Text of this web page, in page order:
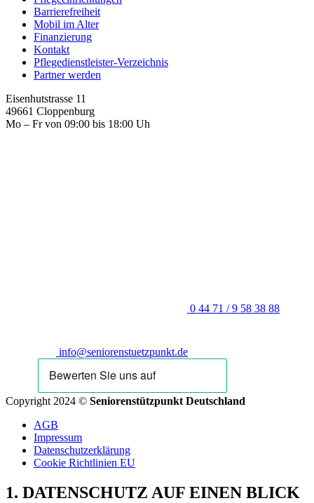
Barrierefreiheit
Mobil im Alter
Finanzierung
Kontakt
Pflegedienstleister-Verzeichnis
Partner werden
Eisenhutstrasse 11
49661 Cloppenburg
Mo – Fr von 09:00 bis 18:00 Uh
0 44 71 / 9 58 38 88
info@seniorenstuetzpunkt.de
Copyright 2024 © Seniorenstützpunkt Deutschland
AGB
Impressum
Datenschutzerklärung
Cookie Richtlinien EU
1. DATENSCHUTZ AUF EINEN BLICK